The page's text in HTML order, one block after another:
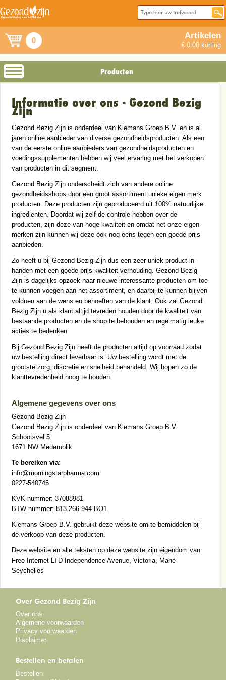
0 Artikelen
€ 0.00 korting
Producten
Informatie over ons - Gezond Bezig
Zijn
Gezond Bezig Zijn is onderdeel van Klemans Groep B.V. en is al
jaren online aanbieder van diverse gezondheidsproducten. Als een
van de eerste online aanbieders van gezondheidsproducten en
voedingssupplementen hebben wij veel ervaring met het verkopen
van producten in dit segment.
Gezond Bezig Zijn onderscheidt zich van andere online
gezondheidsshops door een groot assortiment unieke eigen merk
producten. Deze producten zijn geproduceerd uit 100% natuurlijke
ingrediënten. Doordat wij zelf de controle hebben over de
producten, zijn deze van hoge kwaliteit en omdat het onze eigen
merken zijn kunnen wij deze ook nog eens tegen een goede prijs
aanbieden.
Zo heeft u bij Gezond Bezig Zijn dus een zeer uniek product in
handen met een goede prijs-kwaliteit verhouding. Gezond Bezig
Zijn is dagelijks opzoek naar nieuwe interessante producten om toe
te kunnen voegen aan het assortiment, en daarbij te kunnen blijven
voldoen aan de wens en behoeften van de klant. Ook zal Gezond
Bezig Zijn u als klant altijd tevreden houden door de kwaliteit van
bestaande producten en de shop te behouden en regelmatig leuke
acties te bedenken.
Bij Gezond Bezig Zijn heeft de producten altijd op voorraad zodat
uw bestelling direct leverbaar is. Uw bestelling wordt met de
grootste zorg, discretie en snelheid behandeld. Wij hopen zo de
klanttevredenheid hoog te houden.
Algemene gegevens over ons
Gezond Bezig Zijn
Gezond Bezig Zijn is onderdeel van Klemans Groep B.V.
Schootsvel 5
1671 NW Medemblik
Te bereiken via:
info@morningstarpharma.com
0227-540745
KVK nummer: 37088981
BTW nummer: 813.266.944 BO1
Klemans Groep B.V. gebruikt deze website om te bemiddelen bij
de verkoop van deze producten.
Deze website en alle teksten op deze website zijn eigendom van:
Free Internet LTD Independence Avenue, Victoria, Mahé
Seychelles
Over Gezond Bezig Zijn
Over ons
Algemene voorwaarden
Privacy voorwaarden
Disclaimer
Bestellen en betalen
Bestellen